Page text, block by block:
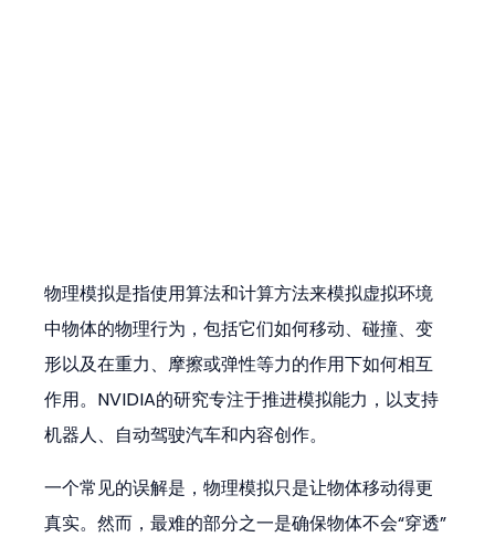
物理模拟是指使用算法和计算方法来模拟虚拟环境
中物体的物理行为，包括它们如何移动、碰撞、变
形以及在重力、摩擦或弹性等力的作用下如何相互
作用。NVIDIA的研究专注于推进模拟能力，以支持
机器人、自动驾驶汽车和内容创作。
一个常见的误解是，物理模拟只是让物体移动得更
真实。然而，最难的部分之一是确保物体不会“穿透”